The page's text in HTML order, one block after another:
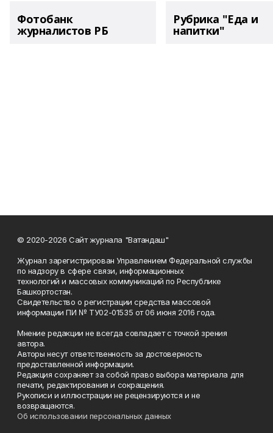
Фотобанк
журналистов РБ
Рубрика "Еда и
напитки"
© 2020-2026 Сайт журнала "Ватандаш"
Журнал зарегистрирован Управлением Федеральной службы
по надзору в сфере связи, информационных
технологий и массовых коммуникаций по Республике
Башкортостан.
Свидетельство о регистрации средства массовой
информации ПИ № ТУ02-01535 от 06 июня 2016 года.
Мнение редакции не всегда совпадает с точкой зрения
автора.
Авторы несут ответственность за достоверность
предоставленной информации.
Редакция сохраняет за собой право выбора материала для
печати, редактирования и сокращения.
Рукописи и иллюстрации не рецензируются и не
возвращаются.
Об использовании персональных данных